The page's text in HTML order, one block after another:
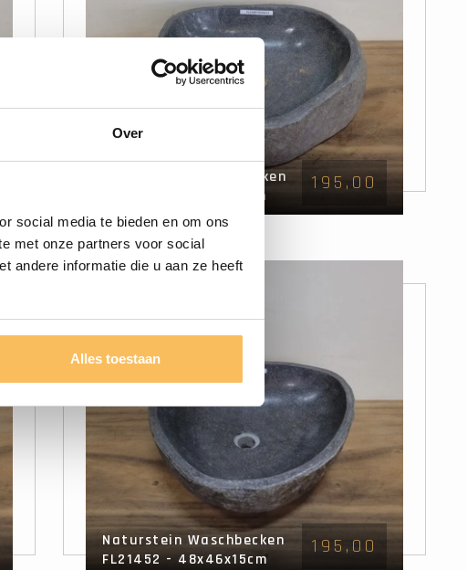
Over
social media te bieden en om ons
met onze partners voor social
andere informatie die u aan ze heeft
Alles toestaan
Naturstein-Waschbecken
FL21469 - 50x45x15cm
195,00
Naturstein Waschbecken
FL21452 - 48x46x15cm
195,00